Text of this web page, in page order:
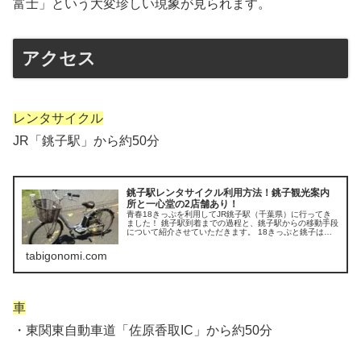
富士」という大変珍しい現象が見られます。
アクセス
レンタサイクル
JR「銚子駅」から約50分
銚子駅レンタサイクル利用方法！銚子観光案内
所と一心堂の2店舗あり！
青春18きっぷを利用してJR銚子駅（千葉県）に行ってき
ました！ 銚子駅到着までの過程と、銚子駅からの移動手段
について紹介させていただきます。 18きっぷと銚子は相
tabigonomi.com
車
・東関東自動車道「佐原香取IC」から約50分